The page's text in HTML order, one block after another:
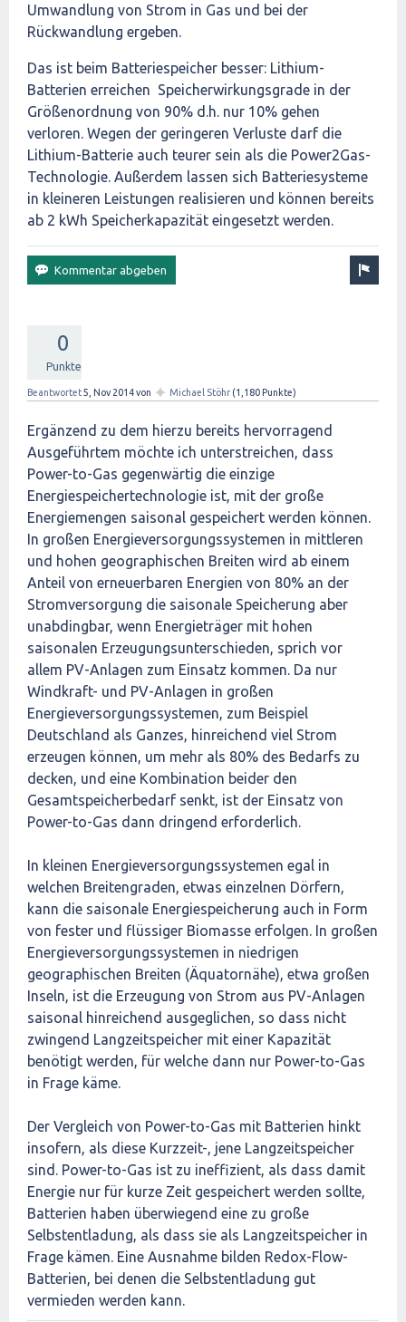
Umwandlung von Strom in Gas und bei der
Rückwandlung ergeben.
Das ist beim Batteriespeicher besser: Lithium-
Batterien erreichen Speicherwirkungsgrade in der
Größenordnung von 90% d.h. nur 10% gehen
verloren. Wegen der geringeren Verluste darf die
Lithium-Batterie auch teurer sein als die Power2Gas-
Technologie. Außerdem lassen sich Batteriesysteme
in kleineren Leistungen realisieren und können bereits
ab 2 kWh Speicherkapazität eingesetzt werden.
0
Punkte
Beantwortet5, Nov 2014von ✦ Michael Stöhr (1,180 Punkte)
Ergänzend zu dem hierzu bereits hervorragend
Ausgeführtem möchte ich unterstreichen, dass
Power-to-Gas gegenwärtig die einzige
Energiespeichertechnologie ist, mit der große
Energiemengen saisonal gespeichert werden können.
In großen Energieversorgungssystemen in mittleren
und hohen geographischen Breiten wird ab einem
Anteil von erneuerbaren Energien von 80% an der
Stromversorgung die saisonale Speicherung aber
unabdingbar, wenn Energieträger mit hohen
saisonalen Erzeugungsunterschieden, sprich vor
allem PV-Anlagen zum Einsatz kommen. Da nur
Windkraft- und PV-Anlagen in großen
Energieversorgungssystemen, zum Beispiel
Deutschland als Ganzes, hinreichend viel Strom
erzeugen können, um mehr als 80% des Bedarfs zu
decken, und eine Kombination beider den
Gesamtspeicherbedarf senkt, ist der Einsatz von
Power-to-Gas dann dringend erforderlich.
In kleinen Energieversorgungssystemen egal in
welchen Breitengraden, etwas einzelnen Dörfern,
kann die saisonale Energiespeicherung auch in Form
von fester und flüssiger Biomasse erfolgen. In großen
Energieversorgungssystemen in niedrigen
geographischen Breiten (Äquatornähe), etwa großen
Inseln, ist die Erzeugung von Strom aus PV-Anlagen
saisonal hinreichend ausgeglichen, so dass nicht
zwingend Langzeitspeicher mit einer Kapazität
benötigt werden, für welche dann nur Power-to-Gas
in Frage käme.
Der Vergleich von Power-to-Gas mit Batterien hinkt
insofern, als diese Kurzzeit-, jene Langzeitspeicher
sind. Power-to-Gas ist zu ineffizient, als dass damit
Energie nur für kurze Zeit gespeichert werden sollte,
Batterien haben überwiegend eine zu große
Selbstentladung, als dass sie als Langzeitspeicher in
Frage kämen. Eine Ausnahme bilden Redox-Flow-
Batterien, bei denen die Selbstentladung gut
vermieden werden kann.